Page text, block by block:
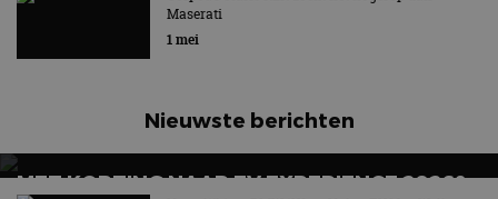
Maserati
1 mei
Nieuwste berichten
MET KORTING NAAR EV EXPERIENCE 2026?